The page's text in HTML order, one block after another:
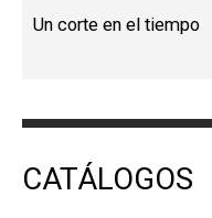
Un corte en el tiempo
CATÁLOGOS